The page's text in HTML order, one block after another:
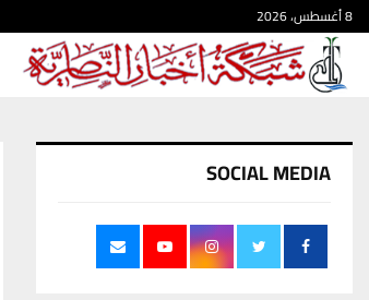
8 أغسطس، 2026
SOCIAL MEDIA